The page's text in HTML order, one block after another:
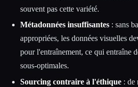
souvent pas cette variété.
Métadonnées insuffisantes : sans
appropriées, les données visuelles
pour l'entraînement, ce qui entraîne
sous-optimales.
Sourcing contraire à l'éthique : de